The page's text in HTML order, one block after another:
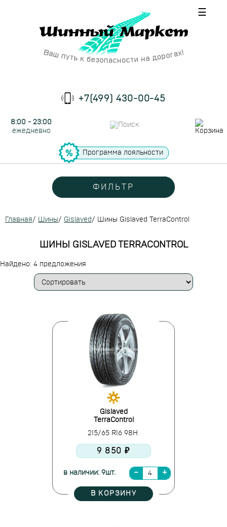
☰
+7(499) 430-00-45
8:00 - 23:00
ежедневно
Программа лояльности
ФИЛЬТР
Главная/ Шины/ Gislaved/ Шины Gislaved TerraControl
ШИНЫ GISLAVED TERRACONTROL
Найдено: 4 предложения
Gislaved
TerraControl
215/65 R16 98H
9 850 ₽
в наличии: 9шт.
В КОРЗИНУ